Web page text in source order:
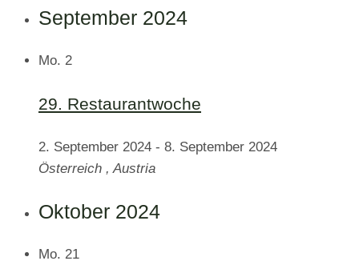
September 2024
Mo. 2
29. Restaurantwoche
2. September 2024 - 8. September 2024
Österreich , Austria
Oktober 2024
Mo. 21